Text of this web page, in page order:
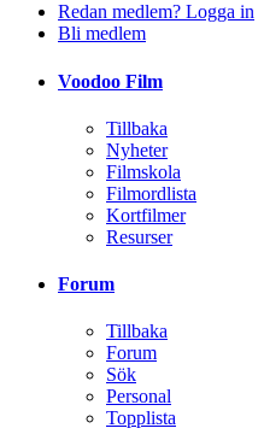
Redan medlem? Logga in
Bli medlem
Voodoo Film
Tillbaka
Nyheter
Filmskola
Filmordlista
Kortfilmer
Resurser
Forum
Tillbaka
Forum
Sök
Personal
Topplista